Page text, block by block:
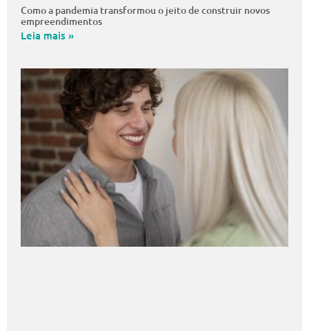
Como a pandemia transformou o jeito de construir novos
empreendimentos
Leia mais »